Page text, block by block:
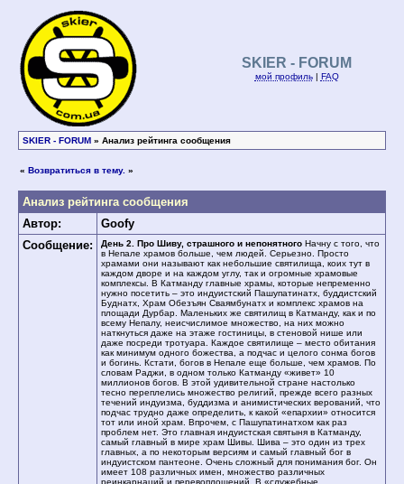
SKIER - FORUM
мой профиль| FAQ
SKIER - FORUM » Анализ рейтинга сообщения
« Возвратиться в тему. »
Анализ рейтинга сообщения
Автор:
Goofy
Сообщение:
День 2. Про Шиву, страшного и непонятного Начну с того, что
в Непале храмов больше, чем людей. Серьезно. Просто
храмами они называют как небольшие святилища, коих тут в
каждом дворе и на каждом углу, так и огромные храмовые
комплексы. В Катманду главные храмы, которые непременно
нужно посетить – это индуистский Пашупатинатх, буддистский
Буднатх, Храм Обезъян Сваямбунатх и комплекс храмов на
площади Дурбар. Маленьких же святилищ в Катманду, как и по
всему Непалу, неисчислимое множество, на них можно
наткнуться даже на этаже гостиницы, в стеновой нише или
даже посреди тротуара. Каждое святилище – место обитания
как минимум одного божества, а подчас и целого сонма богов
и богинь. Кстати, богов в Непале еще больше, чем храмов. По
словам Раджи, в одном только Катманду «живет» 10
миллионов богов. В этой удивительной стране настолько
тесно переплелись множество религий, прежде всего разных
течений индуизма, буддизма и анимистических верований, что
подчас трудно даже определить, к какой «епархии» относится
тот или иной храм. Впрочем, с Пашупатинатхом как раз
проблем нет. Это главная индуистская святыня в Катманду,
самый главный в мире храм Шивы. Шива – это один из трех
главных, а по некоторым версиям и самый главный бог в
индуистском пантеоне. Очень сложный для понимания бог. Он
имеет 108 различных имен, множество различных
реинкарнаций и перевоплощений. В «служебные